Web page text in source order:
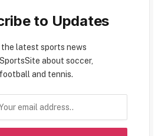
to Updates
the latest sports news
about soccer,
football and tennis.